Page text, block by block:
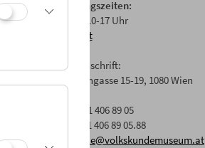
Öffnungszeiten:
Di-Fr: 10-17 Uhr
Anfahrt
Postanschrift:
Laudongasse 15-19, 1080 Wien
T: +43 1 406 89 05
F: +43 1 406 89 05.88
office@volkskundemuseum.at